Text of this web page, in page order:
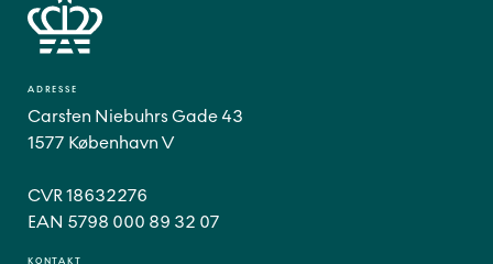
ADRESSE
Carsten Niebuhrs Gade 43
1577 København V
CVR 18632276
EAN 5798 000 89 32 07
KONTAKT